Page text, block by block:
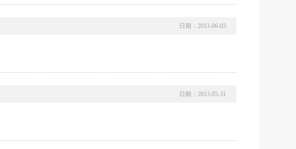
日期：2013-06-03
日期：2013-05-31